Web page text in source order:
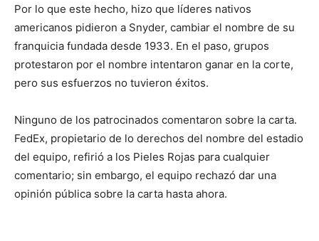
Por lo que este hecho, hizo que líderes nativos
americanos pidieron a Snyder, cambiar el nombre de su
franquicia fundada desde 1933. En el paso, grupos
protestaron por el nombre intentaron ganar en la corte,
pero sus esfuerzos no tuvieron éxitos.
Ninguno de los patrocinados comentaron sobre la carta.
FedEx, propietario de lo derechos del nombre del estadio
del equipo, refirió a los Pieles Rojas para cualquier
comentario; sin embargo, el equipo rechazó dar una
opinión pública sobre la carta hasta ahora.